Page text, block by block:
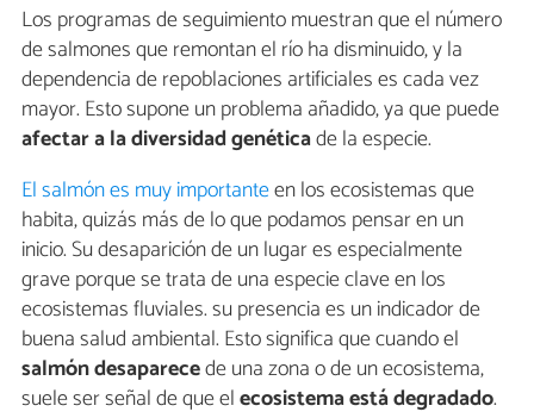
Los programas de seguimiento muestran que el número
de salmones que remontan el río ha disminuido, y la
dependencia de repoblaciones artificiales es cada vez
mayor. Esto supone un problema añadido, ya que puede
afectar a la diversidad genéticade la especie.
El salmón es muy importanteen los ecosistemas que
habita, quizás más de lo que podamos pensar en un
inicio. Su desaparición de un lugar es especialmente
grave porque se trata de una especie clave en los
ecosistemas fluviales. su presencia es un indicador de
buena salud ambiental. Esto significa que cuando el
salmón desaparecede una zona o de un ecosistema,
suele ser señal de que elecosistema está degradado.